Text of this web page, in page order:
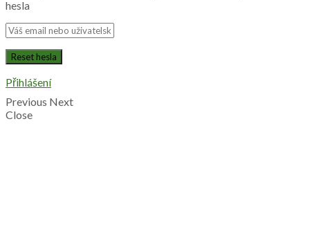
hesla
Přihlášení
Previous Next
Close